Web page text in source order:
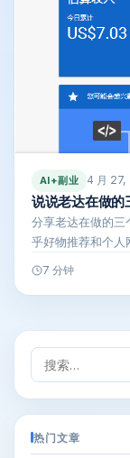
AI+副业 4 月
说说老达在做的
分享老达在做的三
乎好物推荐和个人
7 分钟
搜
索：
热门文章